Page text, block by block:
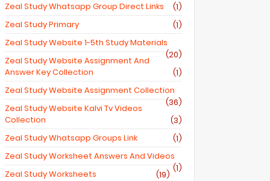
Zeal Study Whatsapp Group Direct Links
(1)
Zeal Study Primary
(1)
Zeal Study Website 1-5th Study Materials
(20)
Zeal Study Website Assignment And
Answer Key Collection
(1)
Zeal Study Website Assignment Collection
(36)
Zeal Study Website Kalvi Tv Videos
Collection
(3)
Zeal Study Whatsapp Groups Link
(1)
Zeal Study Worksheet Answers And Videos
(1)
Zeal Study Worksheets
(19)